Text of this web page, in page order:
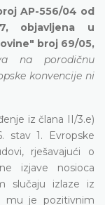
AP-556/04 od
objavljena u
broj 69/05,
na porodičnu
konvencije ni
iz člana II/3.e)
stav 1. Evropske
rješavajući o
izjave nosioca
slučaju izlaze iz
mu je pozitivnim